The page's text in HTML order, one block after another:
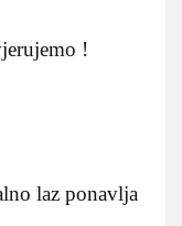
!
laz ponavlja